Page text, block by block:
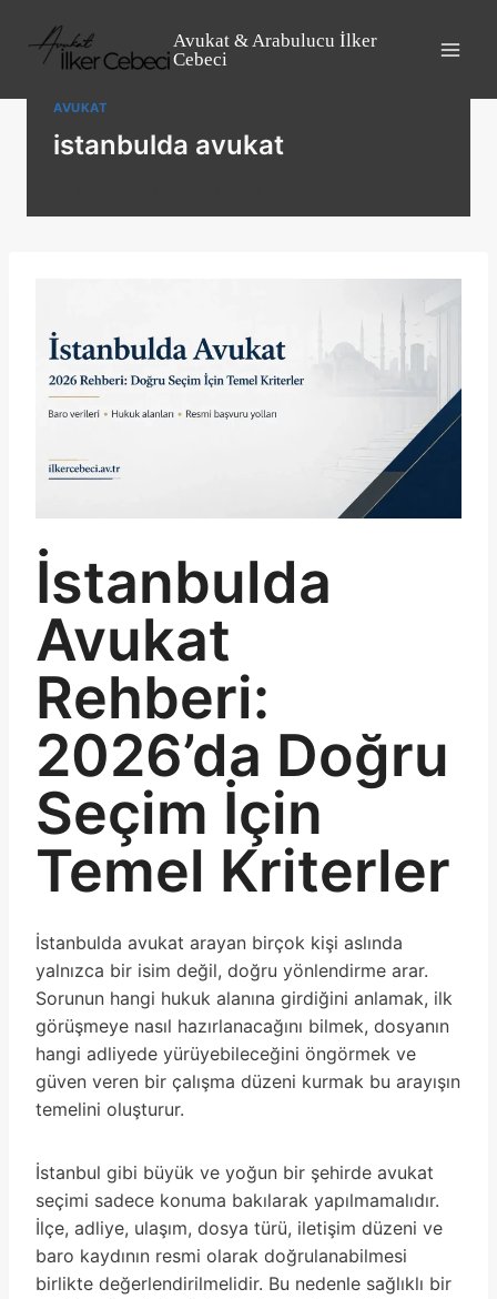
content
Avukat & Arabulucu İlker
Cebeci
AVUKAT
istanbulda avukat
İstanbulda
Avukat
Rehberi:
2026’da Doğru
Seçim İçin
Temel Kriterler
İstanbulda avukat arayan birçok kişi aslında
yalnızca bir isim değil, doğru yönlendirme arar.
Sorunun hangi hukuk alanına girdiğini anlamak, ilk
görüşmeye nasıl hazırlanacağını bilmek, dosyanın
hangi adliyede yürüyebileceğini öngörmek ve
güven veren bir çalışma düzeni kurmak bu arayışın
temelini oluşturur.
İstanbul gibi büyük ve yoğun bir şehirde avukat
seçimi sadece konuma bakılarak yapılmamalıdır.
İlçe, adliye, ulaşım, dosya türü, iletişim düzeni ve
baro kaydının resmi olarak doğrulanabilmesi
birlikte değerlendirilmelidir. Bu nedenle sağlıklı bir